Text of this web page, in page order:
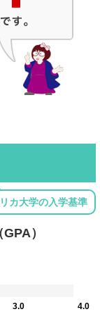
カ大学の入学基準
）
3.0 4.0